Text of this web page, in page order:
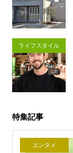
ライフスタイル
特集記事
エンタメ